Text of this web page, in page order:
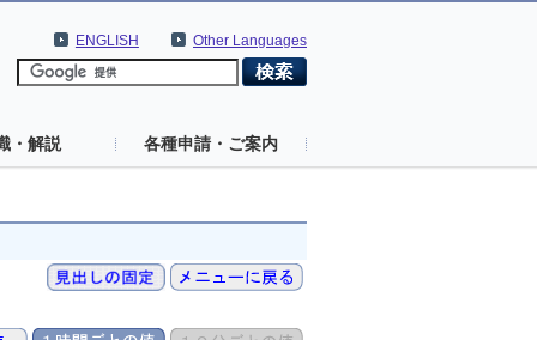
Other Languages
ENGLISH
・解説 各種申請・ご案内